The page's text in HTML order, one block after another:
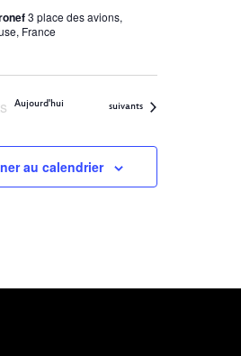
3 place des avions,
France
Aujourd'hui Évènements
suivants
au calendrier